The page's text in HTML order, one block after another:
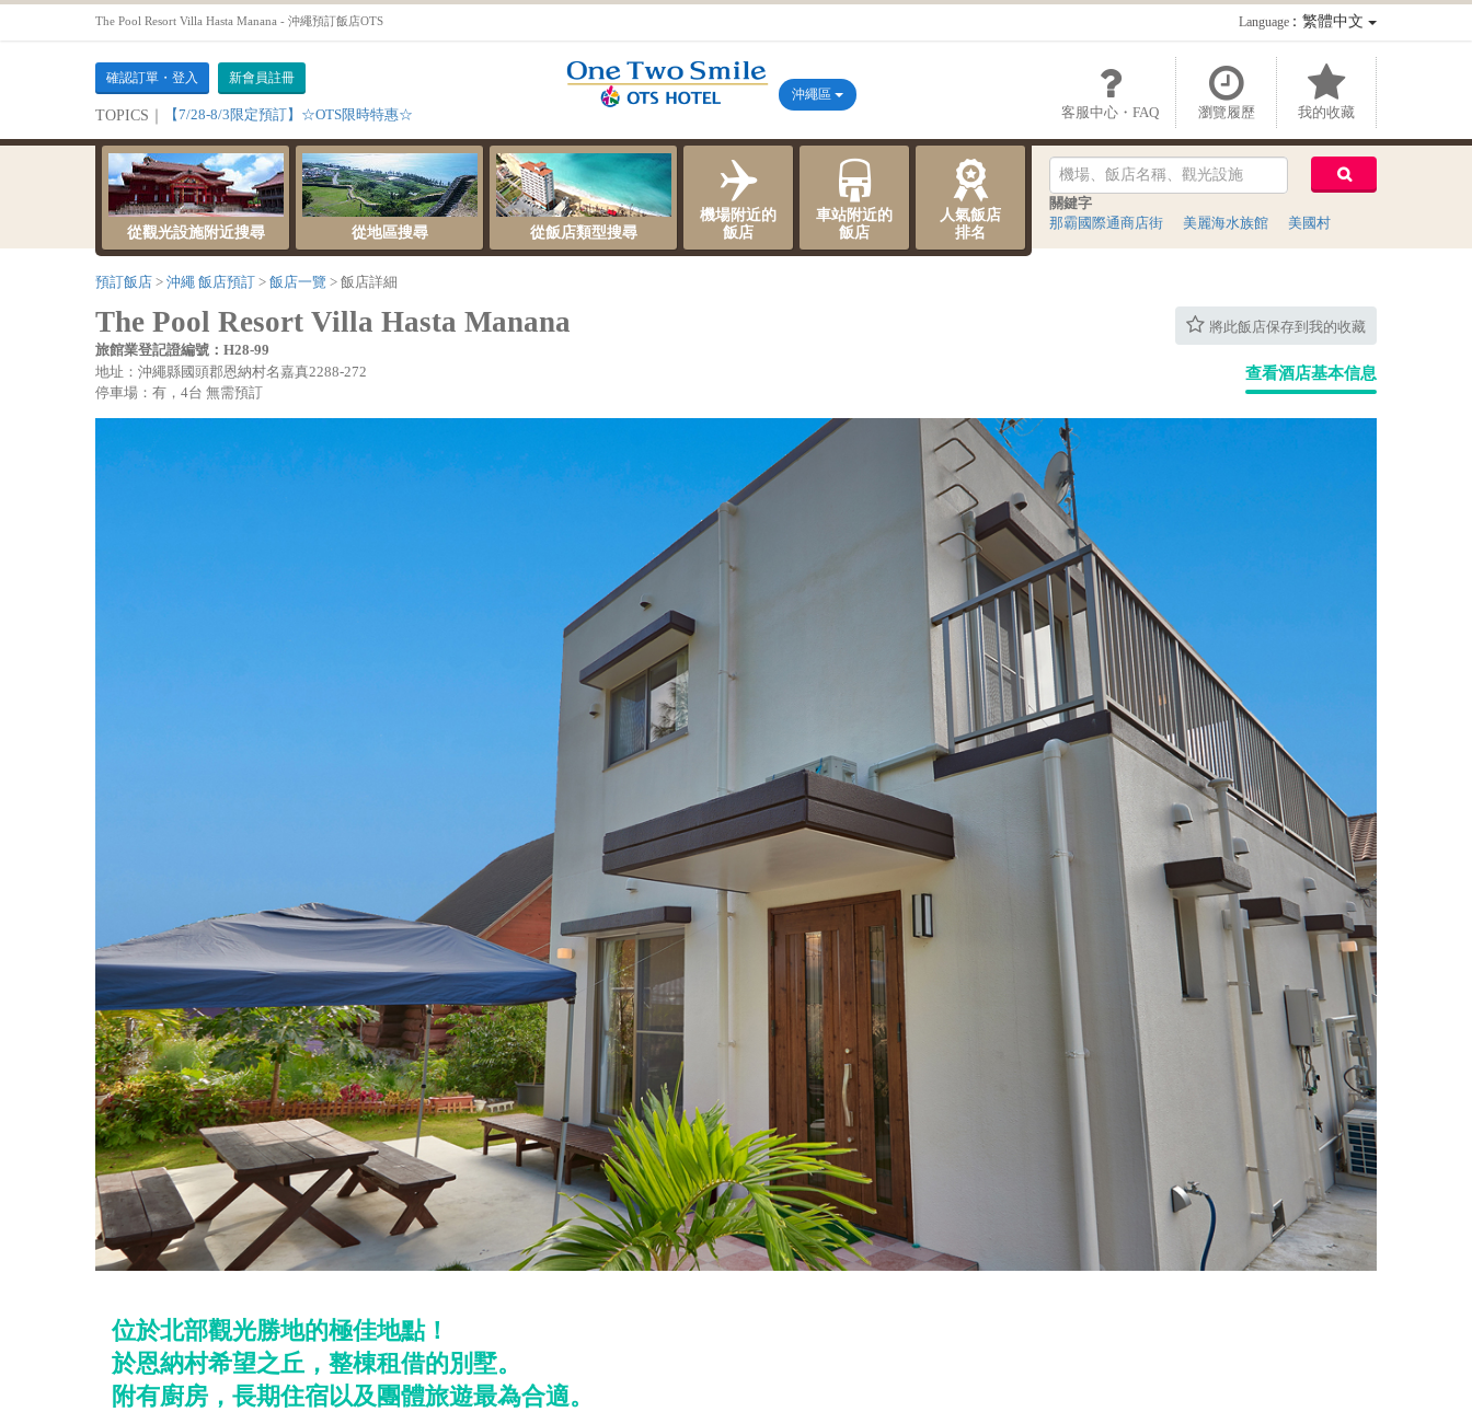
The Pool Resort Villa Hasta Manana - 沖繩預訂飯店OTS Language：繁體中文
確認訂單・登入 新會員註冊
TOPICS｜ 【7/28-8/3限定預訂】☆OTS限時特惠☆ 客服中心・FAQ 瀏覽履歷 我的收藏
沖繩區
從觀光設施附近搜尋 從地區搜尋 從飯店類型搜尋
機場附近的
飯店
車站附近的
飯店
人氣飯店
排名
關鍵字
那霸國際通商店街
美麗海水族館 美國村
預訂飯店 沖繩 飯店預訂 飯店一覽 飯店詳細
將此飯店保存到我的收藏
The Pool Resort Villa Hasta Manana
旅館業登記證編號：H28-99
地址：沖繩縣國頭郡恩納村名嘉真2288-272
停車場：有，4台 無需預訂
查看酒店基本信息
位於北部觀光勝地的極佳地點！
於恩納村希望之丘，整棟租借的別墅。
附有廚房，長期住宿以及團體旅遊最為合適。